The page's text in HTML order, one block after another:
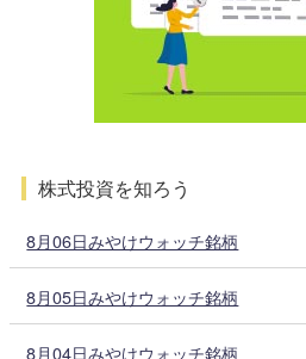
株式投資を知ろう
8月06日みやけウォッチ銘柄
8月05日みやけウォッチ銘柄
8月04日みやけウォッチ銘柄